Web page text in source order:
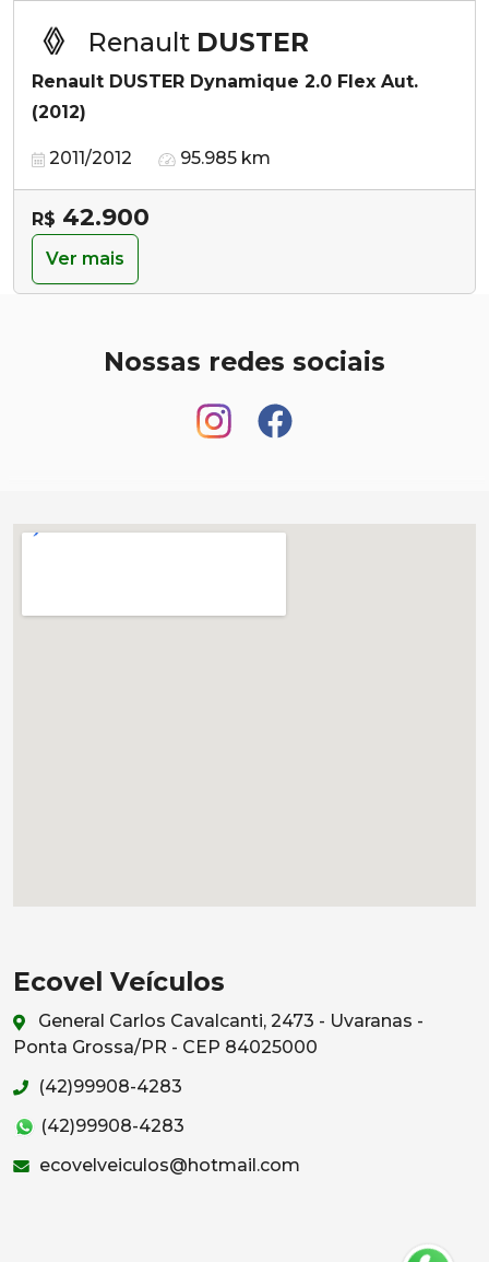
Renault DUSTER
Renault DUSTER Dynamique 2.0 Flex Aut.
(2012)
2011/2012 95.985 km
R$ 42.900
Ver mais
Nossas redes sociais
Ecovel Veículos
General Carlos Cavalcanti, 2473 - Uvaranas -
Ponta Grossa/PR - CEP 84025000
(42)99908-4283
(42)99908-4283
ecovelveiculos@hotmail.com